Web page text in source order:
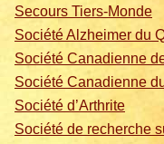
Secours Tiers-Monde
Société Alzheimer du
Société Canadienne
Société Canadienne
Société d’Arthrite
Société de recherche